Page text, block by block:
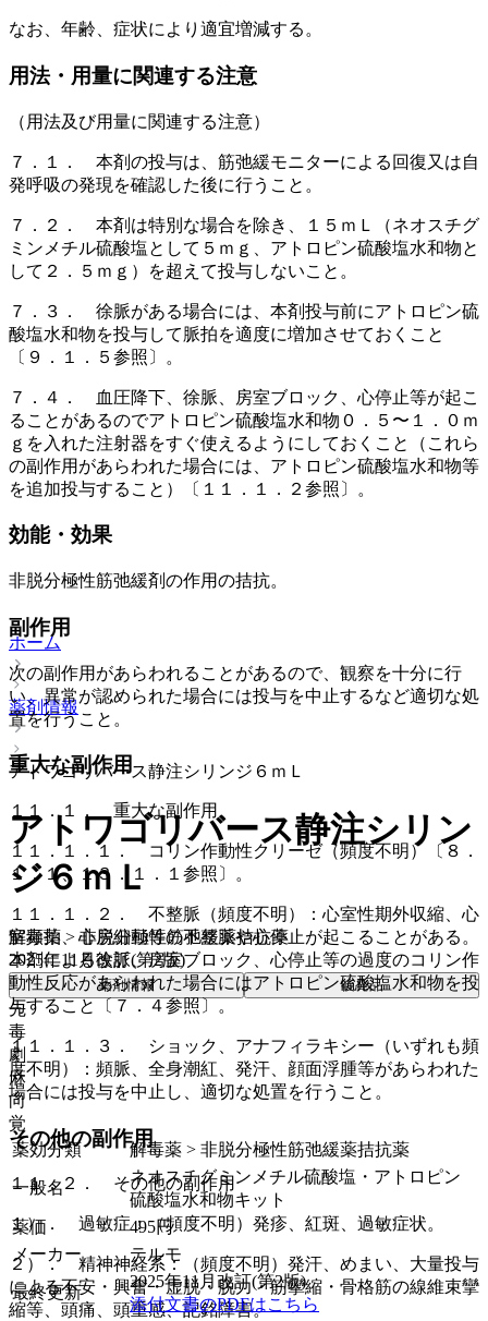
なお、年齢、症状により適宜増減する。
用法・用量に関連する注意
（用法及び用量に関連する注意）
７．１． 本剤の投与は、筋弛緩モニターによる回復又は自
発呼吸の発現を確認した後に行うこと。
７．２． 本剤は特別な場合を除き、１５ｍＬ（ネオスチグ
ミンメチル硫酸塩として５ｍｇ、アトロピン硫酸塩水和物と
して２．５ｍｇ）を超えて投与しないこと。
７．３． 徐脈がある場合には、本剤投与前にアトロピン硫
酸塩水和物を投与して脈拍を適度に増加させておくこと
〔９．１．５参照〕。
７．４． 血圧降下、徐脈、房室ブロック、心停止等が起こ
ることがあるのでアトロピン硫酸塩水和物０．５〜１．０ｍ
ｇを入れた注射器をすぐ使えるようにしておくこと（これら
の副作用があらわれた場合には、アトロピン硫酸塩水和物等
を追加投与すること）〔１１．１．２参照〕。
効能・効果
非脱分極性筋弛緩剤の作用の拮抗。
副作用
次の副作用があらわれることがあるので、観察を十分に行
い、異常が認められた場合には投与を中止するなど適切な処
置を行うこと。
重大な副作用
１１．１． 重大な副作用
１１．１．１． コリン作動性クリーゼ（頻度不明）〔８．
１．１、１３．１．１参照〕。
１１．１．２． 不整脈（頻度不明）：心室性期外収縮、心
室頻拍、心房細動等の不整脈や心停止が起こることがある。
本剤による徐脈、房室ブロック、心停止等の過度のコリン作
動性反応があらわれた場合にはアトロピン硫酸塩水和物を投
与すること〔７．４参照〕。
１１．１．３． ショック、アナフィラキシー（いずれも頻
度不明）：頻脈、全身潮紅、発汗、顔面浮腫等があらわれた
場合には投与を中止し、適切な処置を行うこと。
その他の副作用
１１．２． その他の副作用
１）． 過敏症：（頻度不明）発疹、紅斑、過敏症状。
２）． 精神神経系：（頻度不明）発汗、めまい、大量投与
による不安・興奮・虚脱・脱力・筋攣縮・骨格筋の線維束攣
縮等、頭痛、頭重感、記銘障害。
ホーム
薬剤情報
アトワゴリバース静注シリンジ６ｍＬ
アトワゴリバース静注シリン
ジ６ｍＬ
解毒薬 > 非脱分極性筋弛緩薬拮抗薬
2025年11月改訂(第2版)
薬剤情報 後発品
先
毒
劇
麻
向
覚
薬効分類
解毒薬 > 非脱分極性筋弛緩薬拮抗薬
一般名
ネオスチグミンメチル硫酸塩・アトロピン
硫酸塩水和物キット
薬価
495円
メーカー
テルモ
最終更新
2025年11月改訂(第2版)
添付文書のPDFはこちら